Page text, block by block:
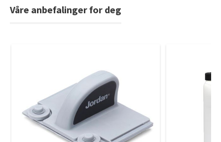
Våre anbefalinger for deg